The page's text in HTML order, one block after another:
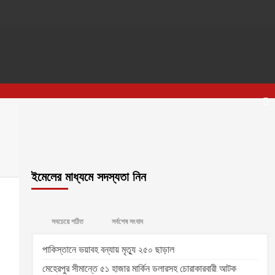
ইমেলের মাধ্যমে সদস্যতা নিন
সবচেয়ে পঠিত সর্বশেষ সংবাদ
পাকিস্তানে ভয়াবহ বন্যায় মৃত্যু ২৫০ ছাড়াল
মেহেরপুর সীমান্তে ৫১ হাজার মার্কিন ডলারসহ চোরাকারবারী আটক